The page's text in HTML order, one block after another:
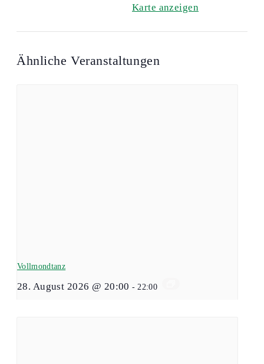
Karte anzeigen
Ähnliche Veranstaltungen
Vollmondtanz
28. August 2026 @ 20:00 - 22:00